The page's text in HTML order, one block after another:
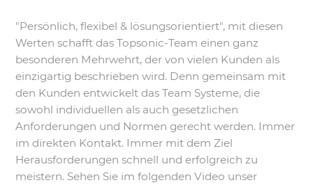
"Persönlich, flexibel & lösungsorientiert", mit diesen
Werten schafft das Topsonic-Team einen ganz
besonderen Mehrwehrt, der von vielen Kunden als
einzigartig beschrieben wird. Denn gemeinsam mit
den Kunden entwickelt das Team Systeme, die
sowohl individuellen als auch gesetzlichen
Anforderungen und Normen gerecht werden. Immer
im direkten Kontakt. Immer mit dem Ziel
Herausforderungen schnell und erfolgreich zu
meistern. Sehen Sie im folgenden Video unser